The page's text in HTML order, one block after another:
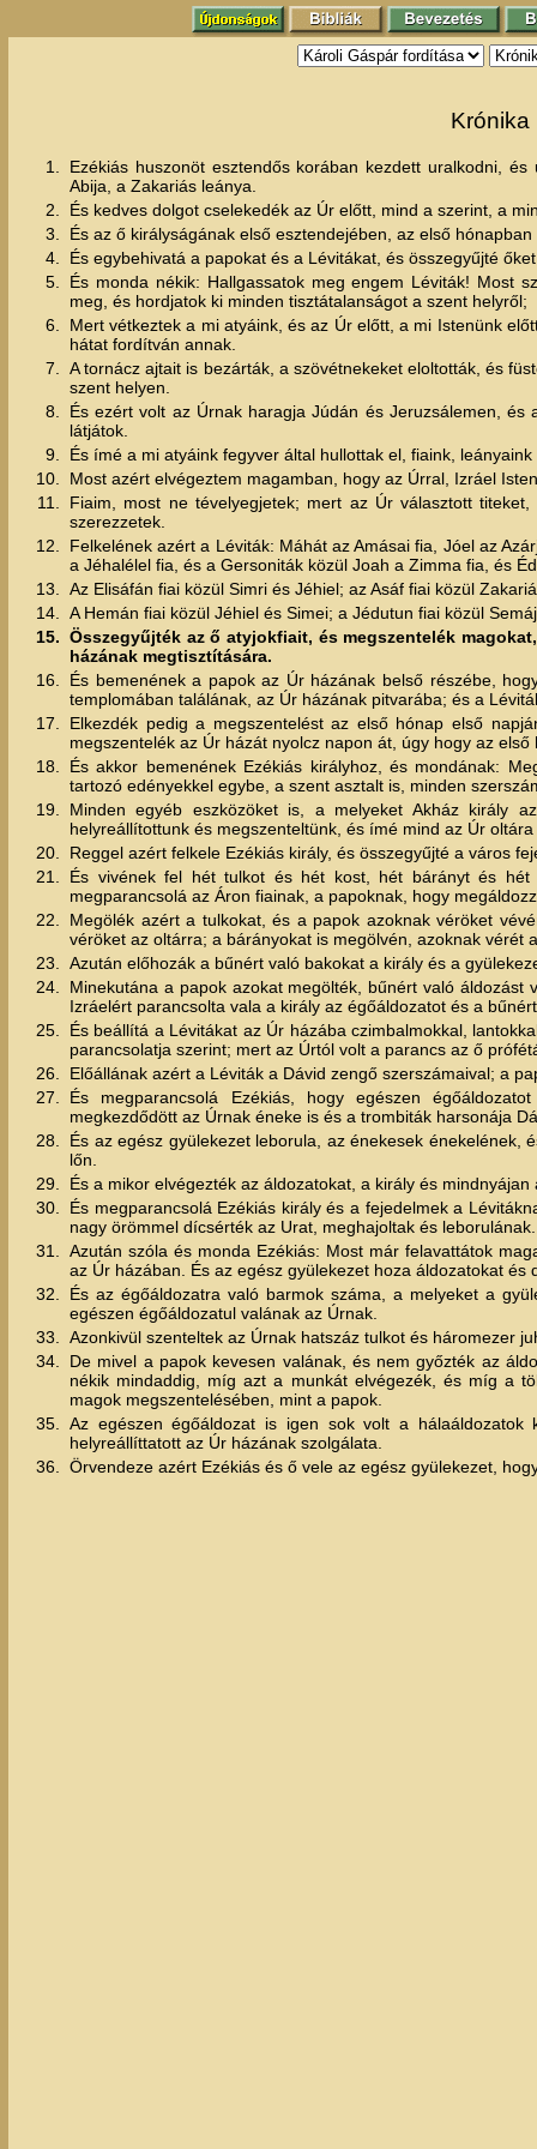
Krónika
1.
Ezékiás huszonöt esztendős korában kezdett uralkodni,
Abija, a Zakariás leánya.
2.
És kedves dolgot cselekedék az Úr előtt, mind a szerint, a
3.
És az ő királyságának első esztendejében, az első
4.
És egybehivatá a papokat és a Lévitákat, és összegyűjté
5.
És monda nékik: Hallgassatok meg engem Léviták! Most
meg, és hordjatok ki minden tisztátalanságot a szent helyről;
6.
Mert vétkeztek a mi atyáink, és az Úr előtt, a mi Istenünk
hátat fordítván annak.
7.
A tornácz ajtait is bezárták, a szövétnekeket eloltották, és
szent helyen.
8.
És ezért volt az Úrnak haragja Júdán és Jeruzsálemen,
látjátok.
9.
És ímé a mi atyáink fegyver által hullottak el, fiaink,
10.
Most azért elvégeztem magamban, hogy az Úrral, Izráel
11.
Fiaim, most ne tévelyegjetek; mert az Úr választott
szerezzetek.
12.
Felkelének azért a Léviták: Máhát az Amásai fia, Jóel az
a Jéhalélel fia, és a Gersoniták közül Joah a Zimma fia, és
13.
Az Elisáfán fiai közül Simri és Jéhiel; az Asáf fiai közül
14.
A Hemán fiai közül Jéhiel és Simei; a Jédutun fiai közül
15. Összegyűjték az ő atyjokfiait, és megszentelék
házának megtisztítására.
16.
És bemenének a papok az Úr házának belső részébe,
templomában találának, az Úr házának pitvarába; és a
17.
Elkezdék pedig a megszentelést az első hónap első
megszentelék az Úr házát nyolcz napon át, úgy hogy az
18.
És akkor bemenének Ezékiás királyhoz, és mondának:
tartozó edényekkel egybe, a szent asztalt is, minden
19.
Minden egyéb eszközöket is, a melyeket Akház király
helyreállítottunk és megszenteltünk, és ímé mind az Úr
20.
Reggel azért felkele Ezékiás király, és összegyűjté a város
21.
És vivének fel hét tulkot és hét kost, hét bárányt és
megparancsolá az Áron fiainak, a papoknak, hogy
22.
Megölék azért a tulkokat, és a papok azoknak véröket
véröket az oltárra; a bárányokat is megölvén, azoknak vérét
23.
Azután előhozák a bűnért való bakokat a király és a
24.
Minekutána a papok azokat megölték, bűnért való
Izráelért parancsolta vala a király az égőáldozatot és a
25.
És beállítá a Lévitákat az Úr házába czimbalmokkal,
parancsolatja szerint; mert az Úrtól volt a parancs az ő
26.
Előállának azért a Léviták a Dávid zengő szerszámaival; a
27.
És megparancsolá Ezékiás, hogy egészen
megkezdődött az Úrnak éneke is és a trombiták harsonája
28.
És az egész gyülekezet leborula, az énekesek
lőn.
29.
És a mikor elvégezték az áldozatokat, a király és
30.
És megparancsolá Ezékiás király és a fejedelmek a
nagy örömmel dícsérték az Urat, meghajoltak és leborulának.
31.
Azután szóla és monda Ezékiás: Most már felavattátok
az Úr házában. És az egész gyülekezet hoza áldozatokat
32.
És az égőáldozatra való barmok száma, a melyeket a
egészen égőáldozatul valának az Úrnak.
33.
Azonkivül szenteltek az Úrnak hatszáz tulkot és háromezer
34.
De mivel a papok kevesen valának, és nem győzték az
nékik mindaddig, míg azt a munkát elvégezék, és míg a
magok megszentelésében, mint a papok.
35.
Az egészen égőáldozat is igen sok volt a hálaáldozatok
helyreállíttatott az Úr házának szolgálata.
36.
Örvendeze azért Ezékiás és ő vele az egész gyülekezet,